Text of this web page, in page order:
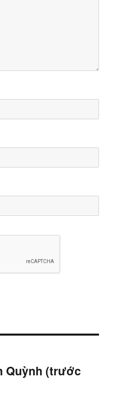
Quỳnh (trước